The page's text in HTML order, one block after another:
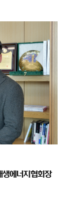
에너지협회장